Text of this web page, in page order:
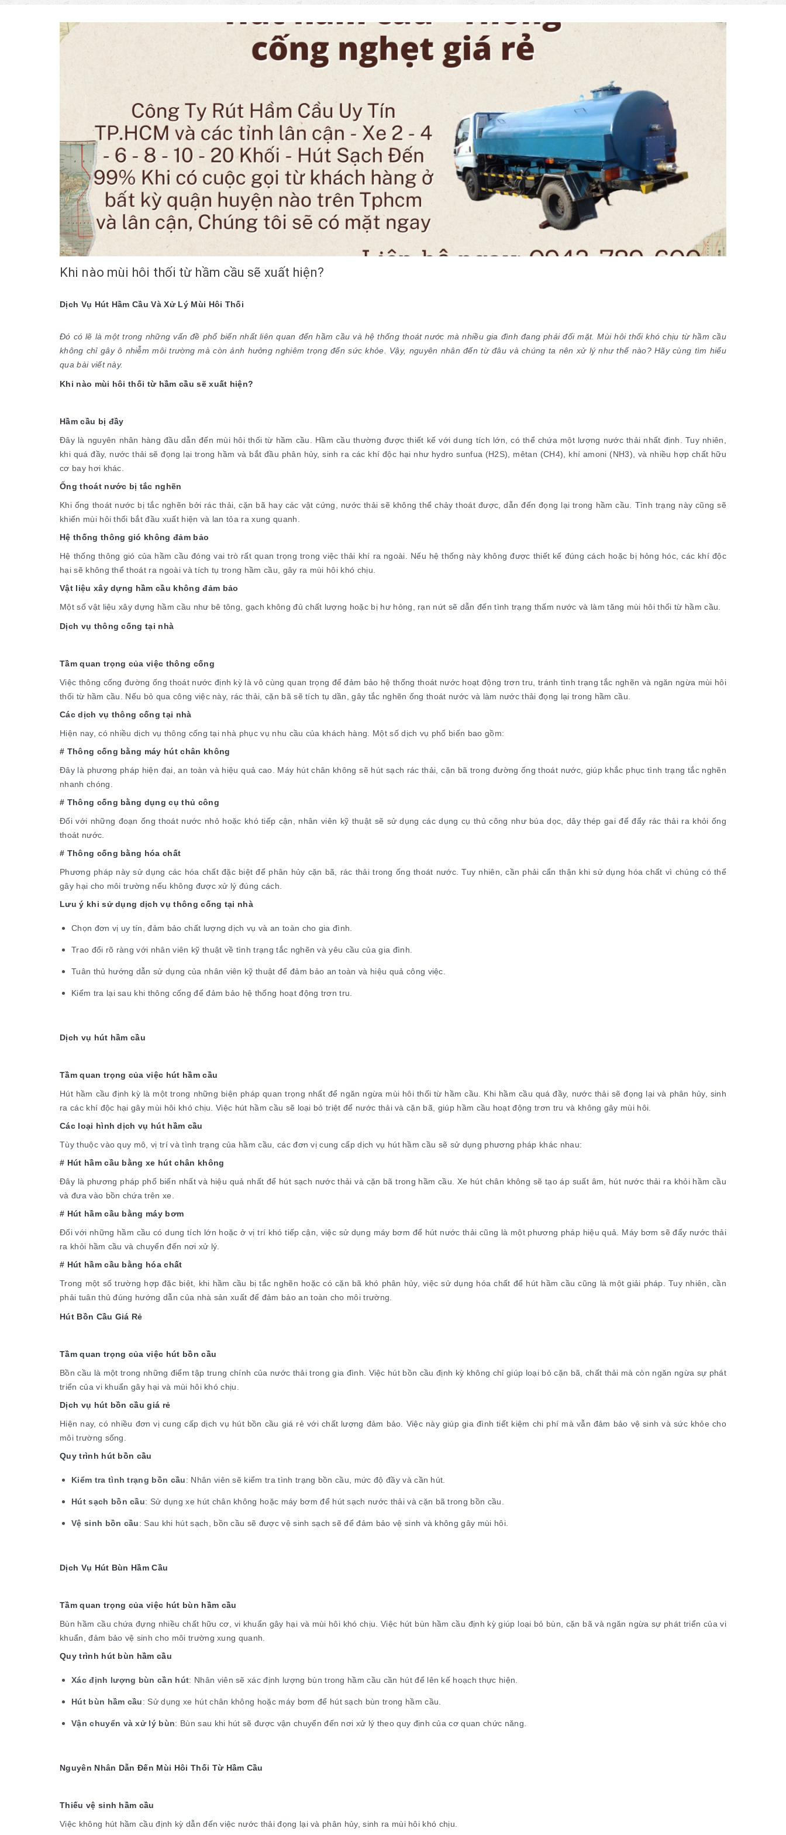
Khi nào mùi hôi thối từ hầm cầu sẽ xuất hiện?
Dịch Vụ Hút Hầm Cầu Và Xử Lý Mùi Hôi Thối
Đó có lẽ là một trong những vấn đề phổ biến nhất liên quan đến hầm cầu và hệ thống thoát nước mà nhiều gia đình đang phải đối mặt. Mùi hôi thối khó chịu từ hầm cầu
không chỉ gây ô nhiễm môi trường mà còn ảnh hưởng nghiêm trọng đến sức khỏe. Vậy, nguyên nhân đến từ đâu và chúng ta nên xử lý như thế nào? Hãy cùng tìm hiểu
qua bài viết này.
Khi nào mùi hôi thối từ hầm cầu sẽ xuất hiện?
Hầm cầu bị đầy
Đây là nguyên nhân hàng đầu dẫn đến mùi hôi thối từ hầm cầu. Hầm cầu thường được thiết kế với dung tích lớn, có thể chứa một lượng nước thải nhất định. Tuy nhiên,
khi quá đầy, nước thải sẽ đọng lại trong hầm và bắt đầu phân hủy, sinh ra các khí độc hại như hydro sunfua (H2S), mêtan (CH4), khí amoni (NH3), và nhiều hợp chất hữu
cơ bay hơi khác.
Ống thoát nước bị tắc nghẽn
Khi ống thoát nước bị tắc nghẽn bởi rác thải, cặn bã hay các vật cứng, nước thải sẽ không thể chảy thoát được, dẫn đến đọng lại trong hầm cầu. Tình trạng này cũng sẽ
khiến mùi hôi thối bắt đầu xuất hiện và lan tỏa ra xung quanh.
Hệ thống thông gió không đảm bảo
Hệ thống thông gió của hầm cầu đóng vai trò rất quan trọng trong việc thải khí ra ngoài. Nếu hệ thống này không được thiết kế đúng cách hoặc bị hỏng hóc, các khí độc
hại sẽ không thể thoát ra ngoài và tích tụ trong hầm cầu, gây ra mùi hôi khó chịu.
Vật liệu xây dựng hầm cầu không đảm bảo
Một số vật liệu xây dựng hầm cầu như bê tông, gạch không đủ chất lượng hoặc bị hư hỏng, rạn nứt sẽ dẫn đến tình trạng thấm nước và làm tăng mùi hôi thối từ hầm cầu.
Dịch vụ thông cống tại nhà
Tầm quan trọng của việc thông cống
Việc thông cống đường ống thoát nước định kỳ là vô cùng quan trọng để đảm bảo hệ thống thoát nước hoạt động trơn tru, tránh tình trạng tắc nghẽn và ngăn ngừa mùi hôi
thối từ hầm cầu. Nếu bỏ qua công việc này, rác thải, cặn bã sẽ tích tụ dần, gây tắc nghẽn ống thoát nước và làm nước thải đọng lại trong hầm cầu.
Các dịch vụ thông cống tại nhà
Hiện nay, có nhiều dịch vụ thông cống tại nhà phục vụ nhu cầu của khách hàng. Một số dịch vụ phổ biến bao gồm:
# Thông cống bằng máy hút chân không
Đây là phương pháp hiện đại, an toàn và hiệu quả cao. Máy hút chân không sẽ hút sạch rác thải, cặn bã trong đường ống thoát nước, giúp khắc phục tình trạng tắc nghẽn
nhanh chóng.
# Thông cống bằng dụng cụ thủ công
Đối với những đoạn ống thoát nước nhỏ hoặc khó tiếp cận, nhân viên kỹ thuật sẽ sử dụng các dụng cụ thủ công như búa dọc, dây thép gai để đẩy rác thải ra khỏi ống
thoát nước.
# Thông cống bằng hóa chất
Phương pháp này sử dụng các hóa chất đặc biệt để phân hủy cặn bã, rác thải trong ống thoát nước. Tuy nhiên, cần phải cẩn thận khi sử dụng hóa chất vì chúng có thể
gây hại cho môi trường nếu không được xử lý đúng cách.
Lưu ý khi sử dụng dịch vụ thông cống tại nhà
Chọn đơn vị uy tín, đảm bảo chất lượng dịch vụ và an toàn cho gia đình.
Trao đổi rõ ràng với nhân viên kỹ thuật về tình trạng tắc nghẽn và yêu cầu của gia đình.
Tuân thủ hướng dẫn sử dụng của nhân viên kỹ thuật để đảm bảo an toàn và hiệu quả công việc.
Kiểm tra lại sau khi thông cống để đảm bảo hệ thống hoạt động trơn tru.
Dịch vụ hút hầm cầu
Tầm quan trọng của việc hút hầm cầu
Hút hầm cầu định kỳ là một trong những biện pháp quan trọng nhất để ngăn ngừa mùi hôi thối từ hầm cầu. Khi hầm cầu quá đầy, nước thải sẽ đọng lại và phân hủy, sinh
ra các khí độc hại gây mùi hôi khó chịu. Việc hút hầm cầu sẽ loại bỏ triệt để nước thải và cặn bã, giúp hầm cầu hoạt động trơn tru và không gây mùi hôi.
Các loại hình dịch vụ hút hầm cầu
Tùy thuộc vào quy mô, vị trí và tình trạng của hầm cầu, các đơn vị cung cấp dịch vụ hút hầm cầu sẽ sử dụng phương pháp khác nhau:
# Hút hầm cầu bằng xe hút chân không
Đây là phương pháp phổ biến nhất và hiệu quả nhất để hút sạch nước thải và cặn bã trong hầm cầu. Xe hút chân không sẽ tạo áp suất âm, hút nước thải ra khỏi hầm cầu
và đưa vào bồn chứa trên xe.
# Hút hầm cầu bằng máy bơm
Đối với những hầm cầu có dung tích lớn hoặc ở vị trí khó tiếp cận, việc sử dụng máy bơm để hút nước thải cũng là một phương pháp hiệu quả. Máy bơm sẽ đẩy nước thải
ra khỏi hầm cầu và chuyển đến nơi xử lý.
# Hút hầm cầu bằng hóa chất
Trong một số trường hợp đặc biệt, khi hầm cầu bị tắc nghẽn hoặc có cặn bã khó phân hủy, việc sử dụng hóa chất để hút hầm cầu cũng là một giải pháp. Tuy nhiên, cần
phải tuân thủ đúng hướng dẫn của nhà sản xuất để đảm bảo an toàn cho môi trường.
Hút Bồn Cầu Giá Rẻ
Tầm quan trọng của việc hút bồn cầu
Bồn cầu là một trong những điểm tập trung chính của nước thải trong gia đình. Việc hút bồn cầu định kỳ không chỉ giúp loại bỏ cặn bã, chất thải mà còn ngăn ngừa sự phát
triển của vi khuẩn gây hại và mùi hôi khó chịu.
Dịch vụ hút bồn cầu giá rẻ
Hiện nay, có nhiều đơn vị cung cấp dịch vụ hút bồn cầu giá rẻ với chất lượng đảm bảo. Việc này giúp gia đình tiết kiệm chi phí mà vẫn đảm bảo vệ sinh và sức khỏe cho
môi trường sống.
Quy trình hút bồn cầu
Kiểm tra tình trạng bồn cầu: Nhân viên sẽ kiểm tra tình trạng bồn cầu, mức độ đầy và cần hút.
Hút sạch bồn cầu: Sử dụng xe hút chân không hoặc máy bơm để hút sạch nước thải và cặn bã trong bồn cầu.
Vệ sinh bồn cầu: Sau khi hút sạch, bồn cầu sẽ được vệ sinh sạch sẽ để đảm bảo vệ sinh và không gây mùi hôi.
Dịch Vụ Hút Bùn Hầm Cầu
Tầm quan trọng của việc hút bùn hầm cầu
Bùn hầm cầu chứa đựng nhiều chất hữu cơ, vi khuẩn gây hại và mùi hôi khó chịu. Việc hút bùn hầm cầu định kỳ giúp loại bỏ bùn, cặn bã và ngăn ngừa sự phát triển của vi
khuẩn, đảm bảo vệ sinh cho môi trường xung quanh.
Quy trình hút bùn hầm cầu
Xác định lượng bùn cần hút: Nhân viên sẽ xác định lượng bùn trong hầm cầu cần hút để lên kế hoạch thực hiện.
Hút bùn hầm cầu: Sử dụng xe hút chân không hoặc máy bơm để hút sạch bùn trong hầm cầu.
Vận chuyển và xử lý bùn: Bùn sau khi hút sẽ được vận chuyển đến nơi xử lý theo quy định của cơ quan chức năng.
Nguyên Nhân Dẫn Đến Mùi Hôi Thối Từ Hầm Cầu
Thiếu vệ sinh hầm cầu
Việc không hút hầm cầu định kỳ dẫn đến việc nước thải đọng lại và phân hủy, sinh ra mùi hôi khó chịu.